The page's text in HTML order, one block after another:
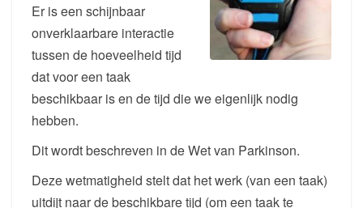
Er is een schijnbaar
onverklaarbare interactie
tussen de hoeveelheid tijd
dat voor een taak
beschikbaar is en de tijd die we eigenlijk nodig
hebben.
Dit wordt beschreven in de Wet van Parkinson.
Deze wetmatigheid stelt dat het werk (van een taak)
uitdijt naar de beschikbare tijd (om een taak te